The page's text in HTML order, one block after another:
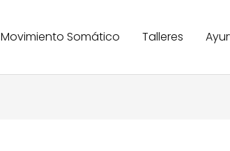
Movimiento Somático Talleres